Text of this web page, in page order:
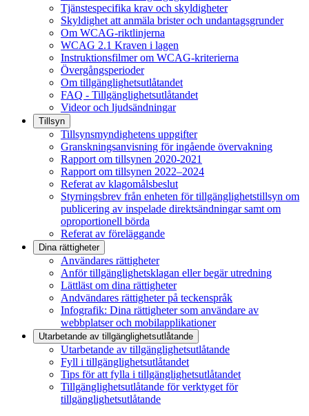
Tjänstespecifika krav och skyldigheter
Skyldighet att anmäla brister och undantagsgrunder
Om WCAG-riktlinjerna
WCAG 2.1 Kraven i lagen
Instruktionsfilmer om WCAG-kriterierna
Övergångsperioder
Om tillgänglighetsutlåtandet
FAQ - Tillgänglighetsutlåtandet
Videor och ljudsändningar
Tillsyn
Tillsynsmyndighetens uppgifter
Granskningsanvisning för ingående övervakning
Rapport om tillsynen 2020-2021
Rapport om tillsynen 2022–2024
Referat av klagomålsbeslut
Styrningsbrev från enheten för tillgänglighetstillsyn om
publicering av inspelade direktsändningar samt om
oproportionell börda
Referat av föreläggande
Dina rättigheter
Användares rättigheter
Anför tillgänglighetsklagan eller begär utredning
Lättläst om dina rättigheter
Andvändares rättigheter på teckenspråk
Infografik: Dina rättigheter som användare av
webbplatser och mobilapplikationer
Utarbetande av tillgänglighets­utlåtande
Utarbetande av tillgänglighetsutlåtande
Fyll i tillgänglighetsutlåtandet
Tips för att fylla i tillgänglighetsutlåtandet
Tillgänglighetsutlåtande för verktyget för
tillgänglighetsutlåtande